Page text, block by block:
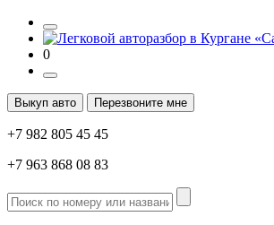
0
Выкуп авто Перезвоните мне
+7 982 805 45 45
+7 963 868 08 83